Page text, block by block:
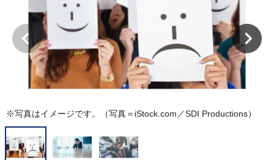
※写真はイメージです。（写真＝iStock.com／SDI Productions）